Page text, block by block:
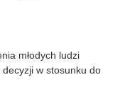
młodych ludzi
w stosunku do